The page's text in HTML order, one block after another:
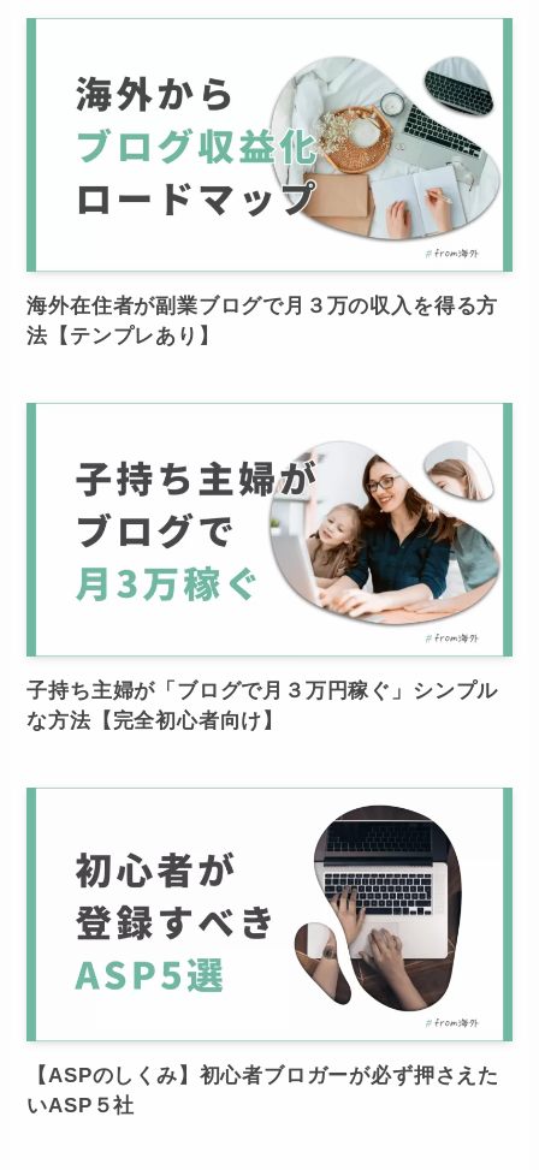
海外在住者が副業ブログで月３万の収入を得る方
法【テンプレあり】
子持ち主婦が「ブログで月３万円稼ぐ」シンプル
な方法【完全初心者向け】
【ASPのしくみ】初心者ブロガーが必ず押さえた
いASP５社